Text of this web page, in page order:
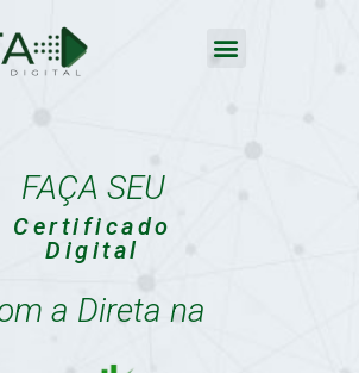
FAÇA SEU
Certificado
Digital
a Direta na